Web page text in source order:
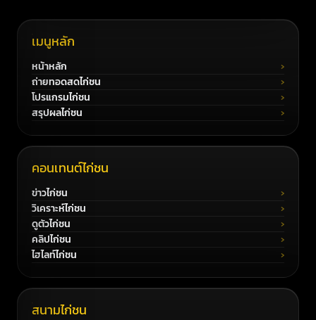
เมนูหลัก
หน้าหลัก
ถ่ายทอดสดไก่ชน
โปรแกรมไก่ชน
สรุปผลไก่ชน
คอนเทนต์ไก่ชน
ข่าวไก่ชน
วิเคราะห์ไก่ชน
ดูตัวไก่ชน
คลิปไก่ชน
ไฮไลท์ไก่ชน
สนามไก่ชน